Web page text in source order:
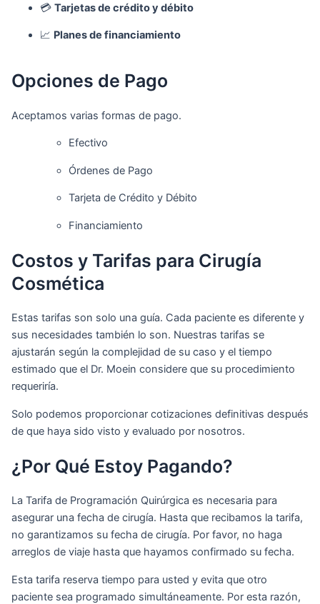
💳 Tarjetas de crédito y débito
📈 Planes de financiamiento
Opciones de Pago
Aceptamos varias formas de pago.
Efectivo
Órdenes de Pago
Tarjeta de Crédito y Débito
Financiamiento
Costos y Tarifas para Cirugía
Cosmética
Estas tarifas son solo una guía. Cada paciente es diferente y
sus necesidades también lo son. Nuestras tarifas se
ajustarán según la complejidad de su caso y el tiempo
estimado que el Dr. Moein considere que su procedimiento
requeriría.
Solo podemos proporcionar cotizaciones definitivas después
de que haya sido visto y evaluado por nosotros.
¿Por Qué Estoy Pagando?
La Tarifa de Programación Quirúrgica es necesaria para
asegurar una fecha de cirugía. Hasta que recibamos la tarifa,
no garantizamos su fecha de cirugía. Por favor, no haga
arreglos de viaje hasta que hayamos confirmado su fecha.
Esta tarifa reserva tiempo para usted y evita que otro
paciente sea programado simultáneamente. Por esta razón,